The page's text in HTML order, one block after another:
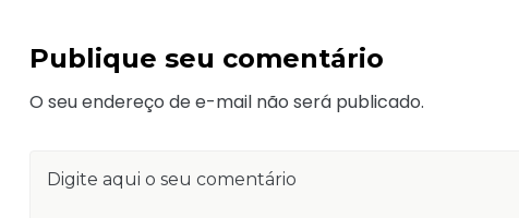
Publique seu comentário
O seu endereço de e-mail não será publicado.